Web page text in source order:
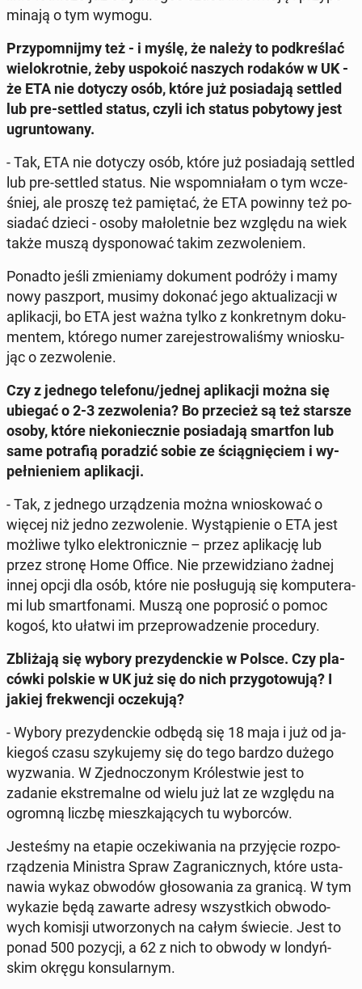
mi­na­ją o tym wymogu.
Przy­po­mnij­my też - i myślę, że należy to pod­kre­ślać
wie­lo­krot­nie, żeby uspo­ko­ić naszych rodaków w UK -
że ETA nie dotyczy osób, które już po­sia­da­ją settled
lub pre-settled status, czyli ich status po­by­to­wy jest
ugrun­to­wa­ny.
- Tak, ETA nie dotyczy osób, które już po­sia­da­ją settled
lub pre-settled status. Nie wspo­mnia­łam o tym wcze­
śniej, ale proszę też pa­mię­tać, że ETA powinny też po­
sia­dać dzieci - osoby ma­ło­let­nie bez względu na wiek
także muszą dys­po­no­wać takim ze­zwo­le­niem.
Ponadto jeśli zmie­nia­my do­ku­ment podróży i mamy
nowy pasz­port, musimy dokonać jego ak­tu­ali­za­cji w
apli­ka­cji, bo ETA jest ważna tylko z kon­kret­nym do­ku­
men­tem, którego numer za­re­je­stro­wa­li­śmy wnio­sku­
jąc o ze­zwo­le­nie.
Czy z jednego te­le­fo­nu/jednej apli­ka­cji można się
ubiegać o 2-3 ze­zwo­le­nia? Bo prze­cież są też starsze
osoby, które nie­ko­niecz­nie po­sia­da­ją smart­fon lub
same po­tra­fią po­ra­dzić sobie ze ścią­gnię­ciem i wy­
peł­nie­niem apli­ka­cji.
- Tak, z jednego urzą­dze­nia można wnio­sko­wać o
więcej niż jedno ze­zwo­le­nie. Wy­stą­pie­nie o ETA jest
możliwe tylko elek­tro­nicz­nie – przez apli­ka­cję lub
przez stronę Home Office. Nie prze­wi­dzia­no żadnej
innej opcji dla osób, które nie po­słu­gu­ją się kom­pu­te­ra­
mi lub smart­fo­na­mi. Muszą one po­pro­sić o pomoc
kogoś, kto ułatwi im prze­pro­wa­dze­nie pro­ce­du­ry.
Zbli­ża­ją się wybory pre­zy­denc­kie w Polsce. Czy pla­
ców­ki polskie w UK już się do nich przy­go­to­wu­ją? I
jakiej fre­kwen­cji ocze­ku­ją?
- Wybory pre­zy­denc­kie odbędą się 18 maja i już od ja­
kie­goś czasu szy­ku­je­my się do tego bardzo dużego
wy­zwa­nia. W Zjed­no­czo­nym Kró­le­stwie jest to
zadanie eks­tre­mal­ne od wielu już lat ze względu na
ogromną liczbę miesz­ka­ją­cych tu wy­bor­ców.
Je­ste­śmy na etapie ocze­ki­wa­nia na przy­ję­cie roz­po­
rzą­dze­nia Mi­ni­stra Spraw Za­gra­nicz­nych, które usta­
na­wia wykaz obwodów gło­so­wa­nia za granicą. W tym
wykazie będą zawarte adresy wszyst­kich ob­wo­do­
wych komisji utwo­rzo­nych na całym świecie. Jest to
ponad 500 pozycji, a 62 z nich to obwody w lon­dyń­
skim okręgu kon­su­lar­nym.